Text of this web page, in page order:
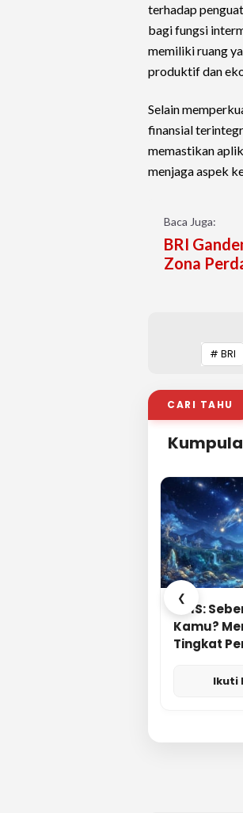
terhadap
bagi fungsi
memiliki ruang
produktif dan
Selain
finansial
memastikan
menjaga aspek
Baca Juga:
BRI
Zona
# BRI
CARI TAHU
❮
KUIS:
Kamu?
Tingkat
Ikuti